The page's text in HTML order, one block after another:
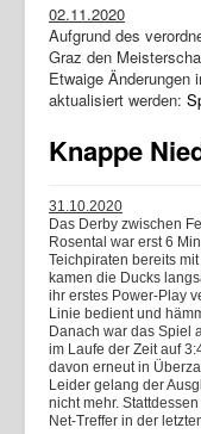
02.11.2020
Aufgrund des
Graz den
Etwaige Änderungen
aktualisiert werden:
Knappe
31.10.2020
Das Derby zwischen
Rosental war erst 6
Teichpiraten bereits
kamen die Ducks
ihr erstes Power-Play
Linie bedient und
Danach war das Spiel
im Laufe der Zeit auf
davon erneut in
Leider gelang der
nicht mehr.
Net-Treffer in der